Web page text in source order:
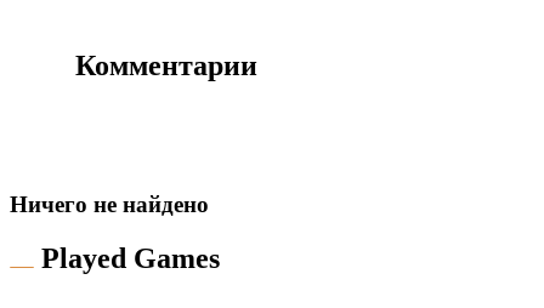
Комментарии
Hичего не найдено
Played Games